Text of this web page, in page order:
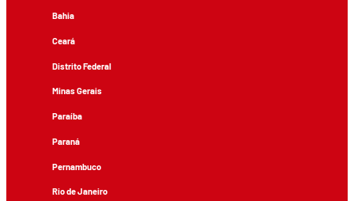
Bahia
Ceará
Distrito Federal
Minas Gerais
Paraíba
Paraná
Pernambuco
Rio de Janeiro